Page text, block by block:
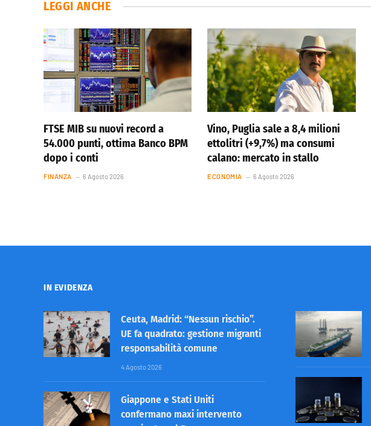
LEGGI ANCHE
FTSE MIB su nuovi record a
54.000 punti, ottima Banco BPM
dopo i conti
FINANZA 6 Agosto 2026
Vino, Puglia sale a 8,4 milioni
ettolitri (+9,7%) ma consumi
calano: mercato in stallo
ECONOMIA 6 Agosto 2026
IN EVIDENZA
Ceuta, Madrid: “Nessun rischio”.
UE fa quadrato: gestione migranti
responsabilità comune
4 Agosto 2026
Giappone e Stati Uniti
confermano maxi intervento